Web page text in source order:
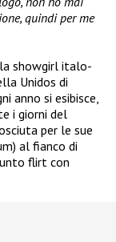
quindi per me
showgirl italo-
Unidos di
anno si esibisce,
i giorni del
per le sue
al fianco di
flirt con